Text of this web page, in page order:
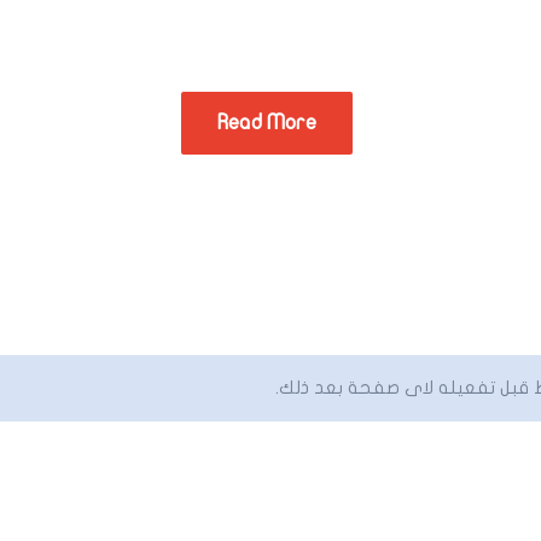
Read More
قبل تفعيله لاى صفحة بعد ذلك.